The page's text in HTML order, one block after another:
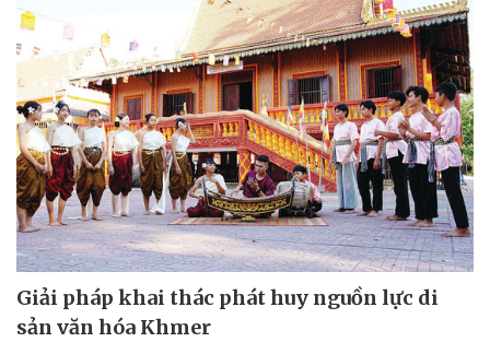
Giải pháp khai thác phát huy nguồn lực di
sản văn hóa Khmer